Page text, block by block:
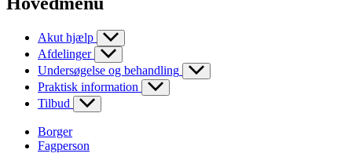
Akut hjælp
Afdelinger
Undersøgelse og behandling
Praktisk information
Tilbud
Borger
Fagperson